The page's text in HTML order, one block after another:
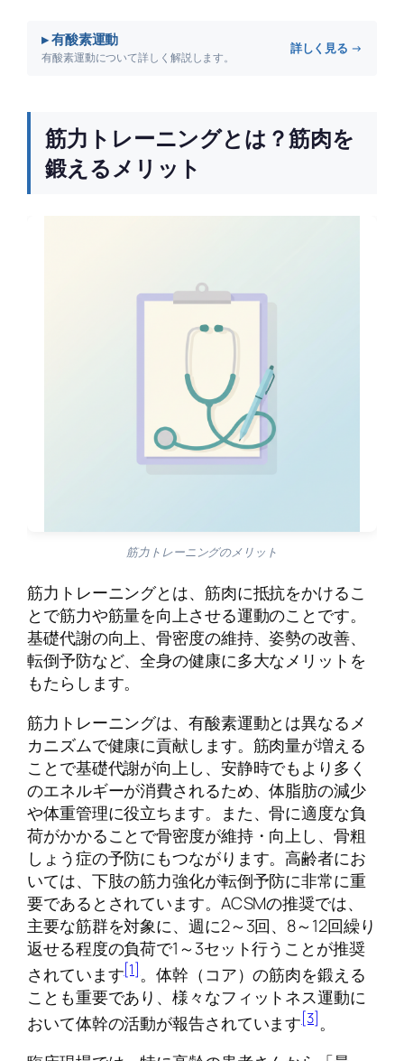
▸ 有酸素運動
有酸素運動について詳しく解説します。
詳しく見る →
筋力トレーニングとは？筋肉を
鍛えるメリット
筋力トレーニングのメリット
筋力トレーニングとは、筋肉に抵抗をかけるこ
とで筋力や筋量を向上させる運動のことです。
基礎代謝の向上、骨密度の維持、姿勢の改善、
転倒予防など、全身の健康に多大なメリットを
もたらします。
筋力トレーニングは、有酸素運動とは異なるメ
カニズムで健康に貢献します。筋肉量が増える
ことで基礎代謝が向上し、安静時でもより多く
のエネルギーが消費されるため、体脂肪の減少
や体重管理に役立ちます。また、骨に適度な負
荷がかかることで骨密度が維持・向上し、骨粗
しょう症の予防にもつながります。高齢者にお
いては、下肢の筋力強化が転倒予防に非常に重
要であるとされています。ACSMの推奨では、
主要な筋群を対象に、週に2～3回、8～12回繰り
返せる程度の負荷で1～3セット行うことが推奨
されています[1]。体幹（コア）の筋肉を鍛える
ことも重要であり、様々なフィットネス運動に
おいて体幹の活動が報告されています[3]。